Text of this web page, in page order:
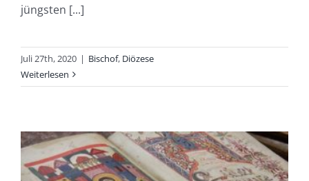
jüngsten [...]
Juli 27th, 2020 | Bischof, Diözese
Weiterlesen